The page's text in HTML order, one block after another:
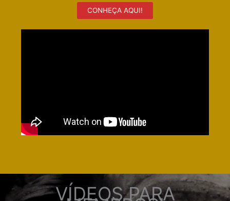
CONHEÇA AQUI!
VÍDEOS PARA